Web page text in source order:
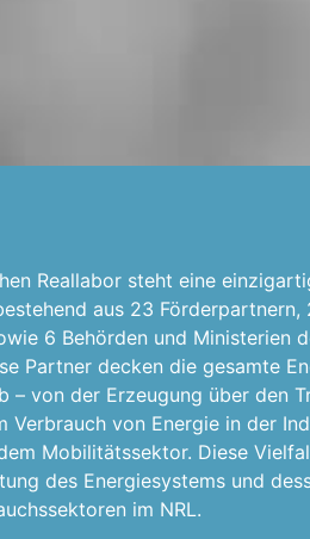
Reallabor steht eine
aus 23 Förderpartnern,
6 Behörden und Ministerien
Partner decken die gesamte
– von der Erzeugung über den
Verbrauch von Energie in der
Mobilitätssektor. Diese
des Energiesystems und
im NRL.